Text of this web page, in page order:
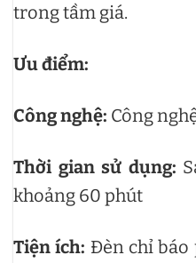
trong tầm giá.
Ưu điểm:
Công nghệ: Công
Thời gian sử dụng:
khoảng 60 phút
Tiện ích: Đèn chỉ báo